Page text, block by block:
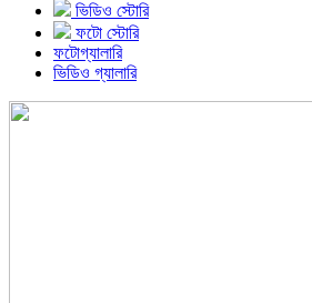
ভিডিও স্টোরি
ফটো স্টোরি
ফটোগ্যালারি
ভিডিও গ্যালারি